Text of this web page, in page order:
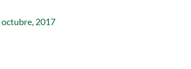
octubre, 2017